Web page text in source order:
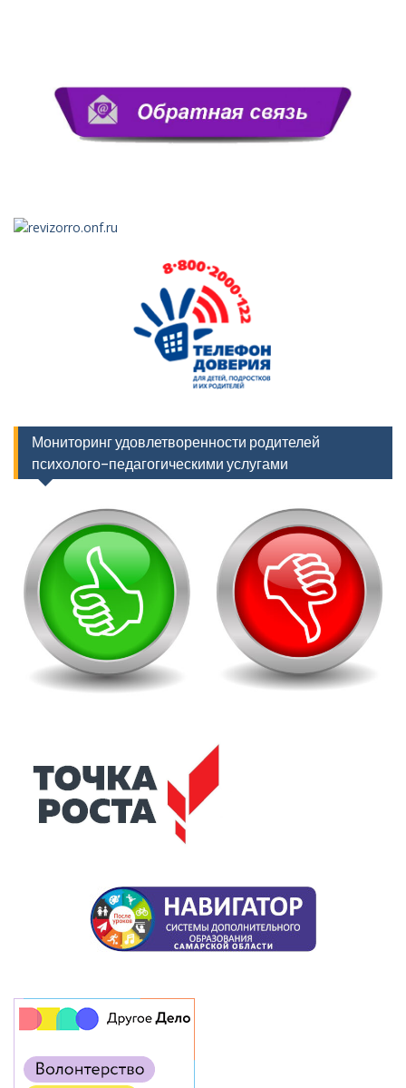
Мониторинг удовлетворенности родителей
психолого-педагогическими услугами